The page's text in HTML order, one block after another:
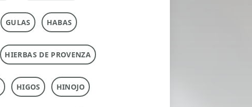
GULAS HABAS
HIERBAS DE PROVENZA
HIGOS HINOJO